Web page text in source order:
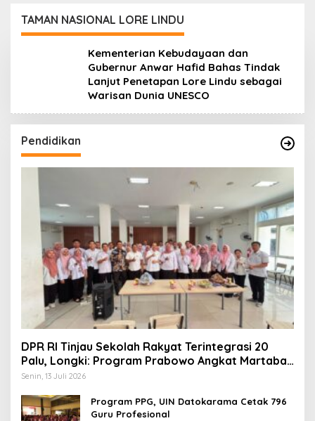
untuk Mendukung
Industri Teknologi
TAMAN NASIONAL LORE LINDU
Kementerian Kebudayaan dan
Gubernur Anwar Hafid Bahas Tindak
Lanjut Penetapan Lore Lindu sebagai
Warisan Dunia UNESCO
Pendidikan
DPR RI Tinjau Sekolah Rakyat Terintegrasi 20
Palu, Longki: Program Prabowo Angkat Martabat
Anak Miskin
Senin, 13 Juli 2026
Program PPG, UIN Datokarama Cetak 796
Guru Profesional